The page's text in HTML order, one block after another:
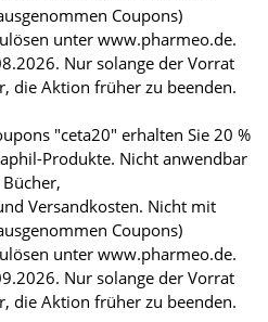
Coupons)
unter www.pharmeo.de.
Nur solange der Vorrat
die Aktion früher zu beenden.
"ceta20" erhalten Sie 20 %
Produkte. Nicht anwendbar
Versandkosten. Nicht mit
Coupons)
unter www.pharmeo.de.
Nur solange der Vorrat
die Aktion früher zu beenden.